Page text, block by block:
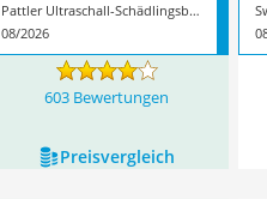
Pattler Ultraschall-Schädlingsbekämpfer
08/2026
603 Bewertungen
Preis­vergleich